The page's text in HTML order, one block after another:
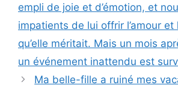
empli de joie et d’émotion, et
impatients de lui offrir l’amour et
qu’elle méritait. Mais un mois
un événement inattendu est
Ma belle-fille a ruiné mes